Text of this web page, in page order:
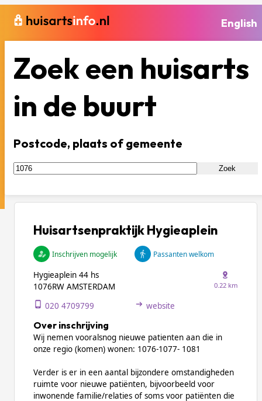
English
Zoek een huisarts
in de buurt
Postcode, plaats of gemeente
Zoek
Huisartsenpraktijk Hygieaplein
Inschrijven mogelijk Passanten welkom
Hygieaplein 44 hs
1076RW AMSTERDAM
0.22 km
020 4709799 website
Over inschrijving
Wij nemen vooralsnog nieuwe patienten aan die in
onze regio (komen) wonen: 1076-1077- 1081
Verder is er in een aantal bijzondere omstandigheden
ruimte voor nieuwe patiënten, bijvoorbeeld voor
inwonende familie/relaties of soms voor patiënten die